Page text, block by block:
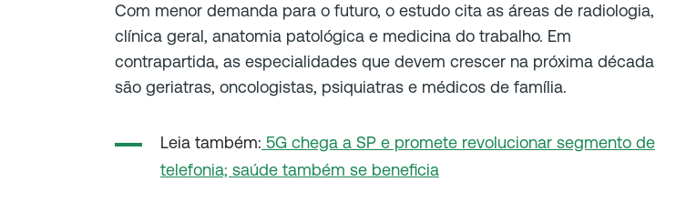
Com menor demanda para o futuro, o estudo cita as áreas de radiologia,
clínica geral, anatomia patológica e medicina do trabalho. Em
contrapartida, as especialidades que devem crescer na próxima década
são geriatras, oncologistas, psiquiatras e médicos de família.
Leia também: 5G chega a SP e promete revolucionar segmento de
telefonia; saúde também se beneficia